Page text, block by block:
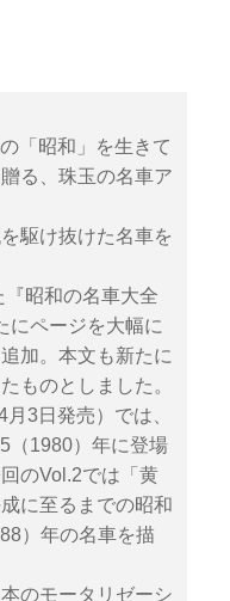
「昭和」を生きて
る、珠玉の名車ア
駆け抜けた名車を
昭和の名車大全
にページを大幅に
加。本文も新たに
ものとしました。
3日発売）では、
（1980）年に登場
のVol.2では「黄
に至るまでの昭和
）年の名車を描
のモータリゼーシ